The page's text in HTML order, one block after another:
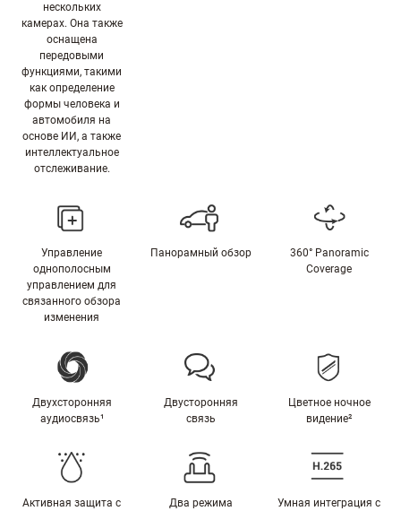
нескольких
камерах. Она также
оснащена
передовыми
функциями, такими
как определение
формы человека и
автомобиля на
основе ИИ, а также
интеллектуальное
отслеживание.
Управление
однополосным
управлением для
связанного обзора
изменения
Панорамный обзор
360° Panoramic
Coverage
Двухсторонняя
аудиосвязь¹
Двусторонняя
связь
Цветное ночное
видение²
Активная защита с
Два режима
Умная интеграция с